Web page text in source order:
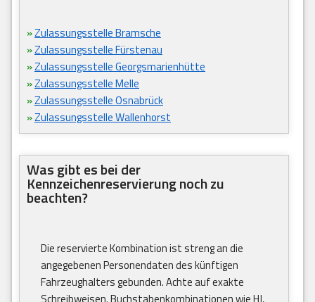
»Zulassungsstelle Bramsche
»Zulassungsstelle Fürstenau
»Zulassungsstelle Georgsmarienhütte
»Zulassungsstelle Melle
»Zulassungsstelle Osnabrück
»Zulassungsstelle Wallenhorst
Was gibt es bei der
Kennzeichenreservierung noch zu
beachten?
Die reservierte Kombination ist streng an die
angegebenen Personendaten des künftigen
Fahrzeughalters gebunden. Achte auf exakte